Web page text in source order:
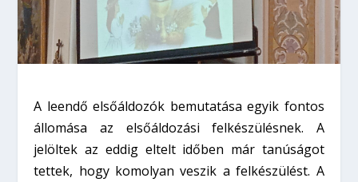
A leendő elsőáldozók bemutatása egyik fontos
állomása az elsőáldozási felkészülésnek. A
jelöltek az eddig eltelt időben már tanúságot
tettek, hogy komolyan veszik a felkészülést. A